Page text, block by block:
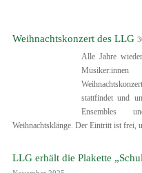
Weihnachtskonzert des LLG
Alle Jahre
stattfindet und
Ensembles
Weihnachtsklänge. Der Eintritt ist frei,
LLG erhält die Plakette